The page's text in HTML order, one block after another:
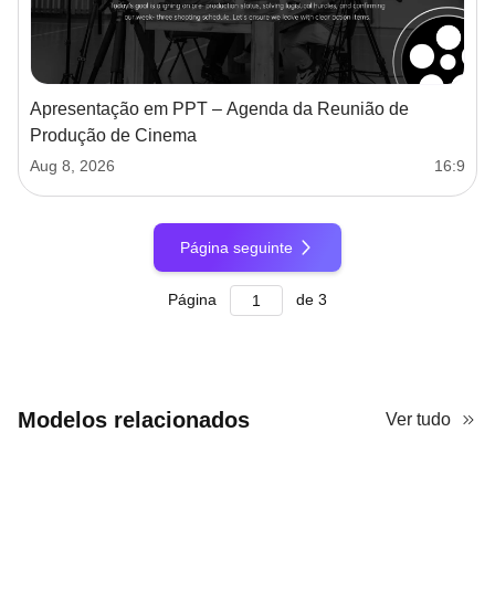
Apresentação em PPT – Agenda da Reunião de
Produção de Cinema
Aug 8, 2026 16:9
Página seguinte
Página de 3
Modelos relacionados Ver tudo